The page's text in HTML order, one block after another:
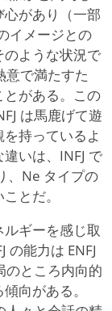
があり（一部
イメージとの
ような状況で
意で満たすた
がある。この
は馬鹿げて遊
持っているよ
いは、INFJ で
、Ne タイプの
とだ。
ギーを感じ取
の能力は ENFJ
のところ内向的
向がある。